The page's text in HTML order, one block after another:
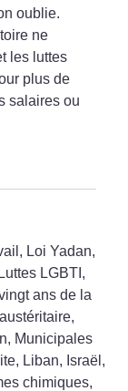
oublie.
ne
les luttes
plus de
salaires ou
Loi Yadan,
LGBTI,
ans de la
Municipales
Liban, Israël,
chimiques,